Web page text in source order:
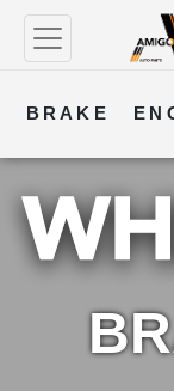
BRAKE
COOLING